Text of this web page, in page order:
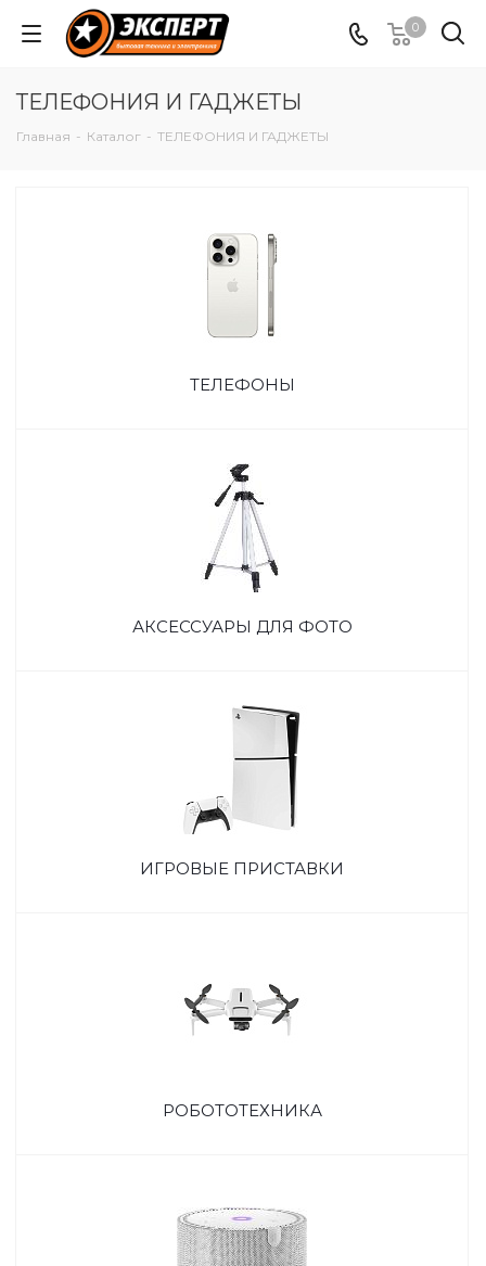
0
ТЕЛЕФОНИЯ И ГАДЖЕТЫ
Главная - Каталог - ТЕЛЕФОНИЯ И ГАДЖЕТЫ
ТЕЛЕФОНЫ
АКСЕССУАРЫ ДЛЯ ФОТО
ИГРОВЫЕ ПРИСТАВКИ
РОБОТОТЕХНИКА